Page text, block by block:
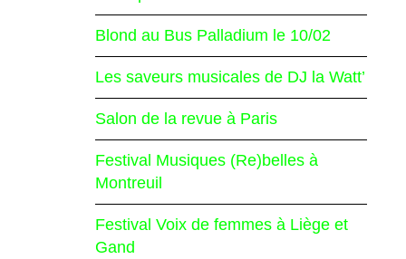
Blond au Bus Palladium le 10/02
Les saveurs musicales de DJ la Watt’
Salon de la revue à Paris
Festival Musiques (Re)belles à
Montreuil
Festival Voix de femmes à Liège et
Gand